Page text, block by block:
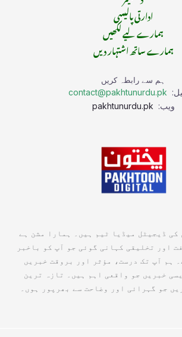
ادارتی پالیسی
ہمارے لیے لکھیں
ہمارے ساتھ اشتہار دیں
ہم سے رابطہ کریں
contact@pakhtunurdu.pk
ویب:
کی ڈیجیٹل میڈیا ٹیم ہیں۔ ہمارا مشن ہے
اور تخلیقی کہانی گوئی جو آپ کو باخبر
ہم آپ تک درست، مؤثر اور بروقت خبریں
خبریں جو واقعی اہم ہیں۔ تازہ ترین
جو گہرائی اور وضاحت سے بھرپور ہوں۔